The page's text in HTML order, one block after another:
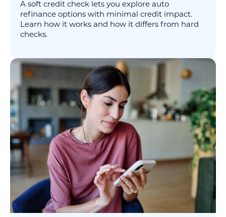
A soft credit check lets you explore auto
refinance options with minimal credit impact.
Learn how it works and how it differs from hard
checks.